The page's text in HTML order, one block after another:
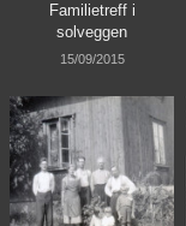
Familietreff i
solveggen
15/09/2015